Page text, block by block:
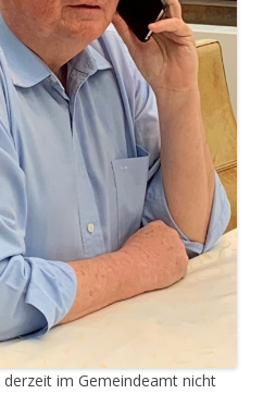
derzeit im Gemeindeamt nicht